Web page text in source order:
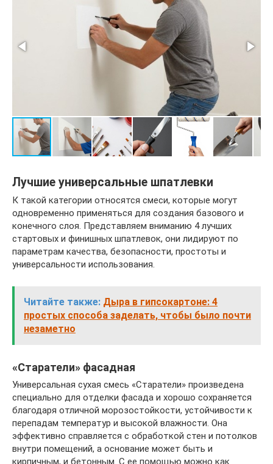
Лучшие универсальные шпатлевки
К такой категории относятся смеси, которые могут
одновременно применяться для создания базового и
конечного слоя. Представляем вниманию 4 лучших
стартовых и финишных шпатлевок, они лидируют по
параметрам качества, безопасности, простоты и
универсальности использования.
Читайте также: Дыра в гипсокартоне: 4
простых способа заделать, чтобы было почти
незаметно
«Старатели» фасадная
Универсальная сухая смесь «Старатели» произведена
специально для отделки фасада и хорошо сохраняется
благодаря отличной морозостойкости, устойчивости к
перепадам температур и высокой влажности. Она
эффективно справляется с обработкой стен и потолков
внутри помещений, а основание может быть и
кирпичным, и бетонным. С ее помощью можно как